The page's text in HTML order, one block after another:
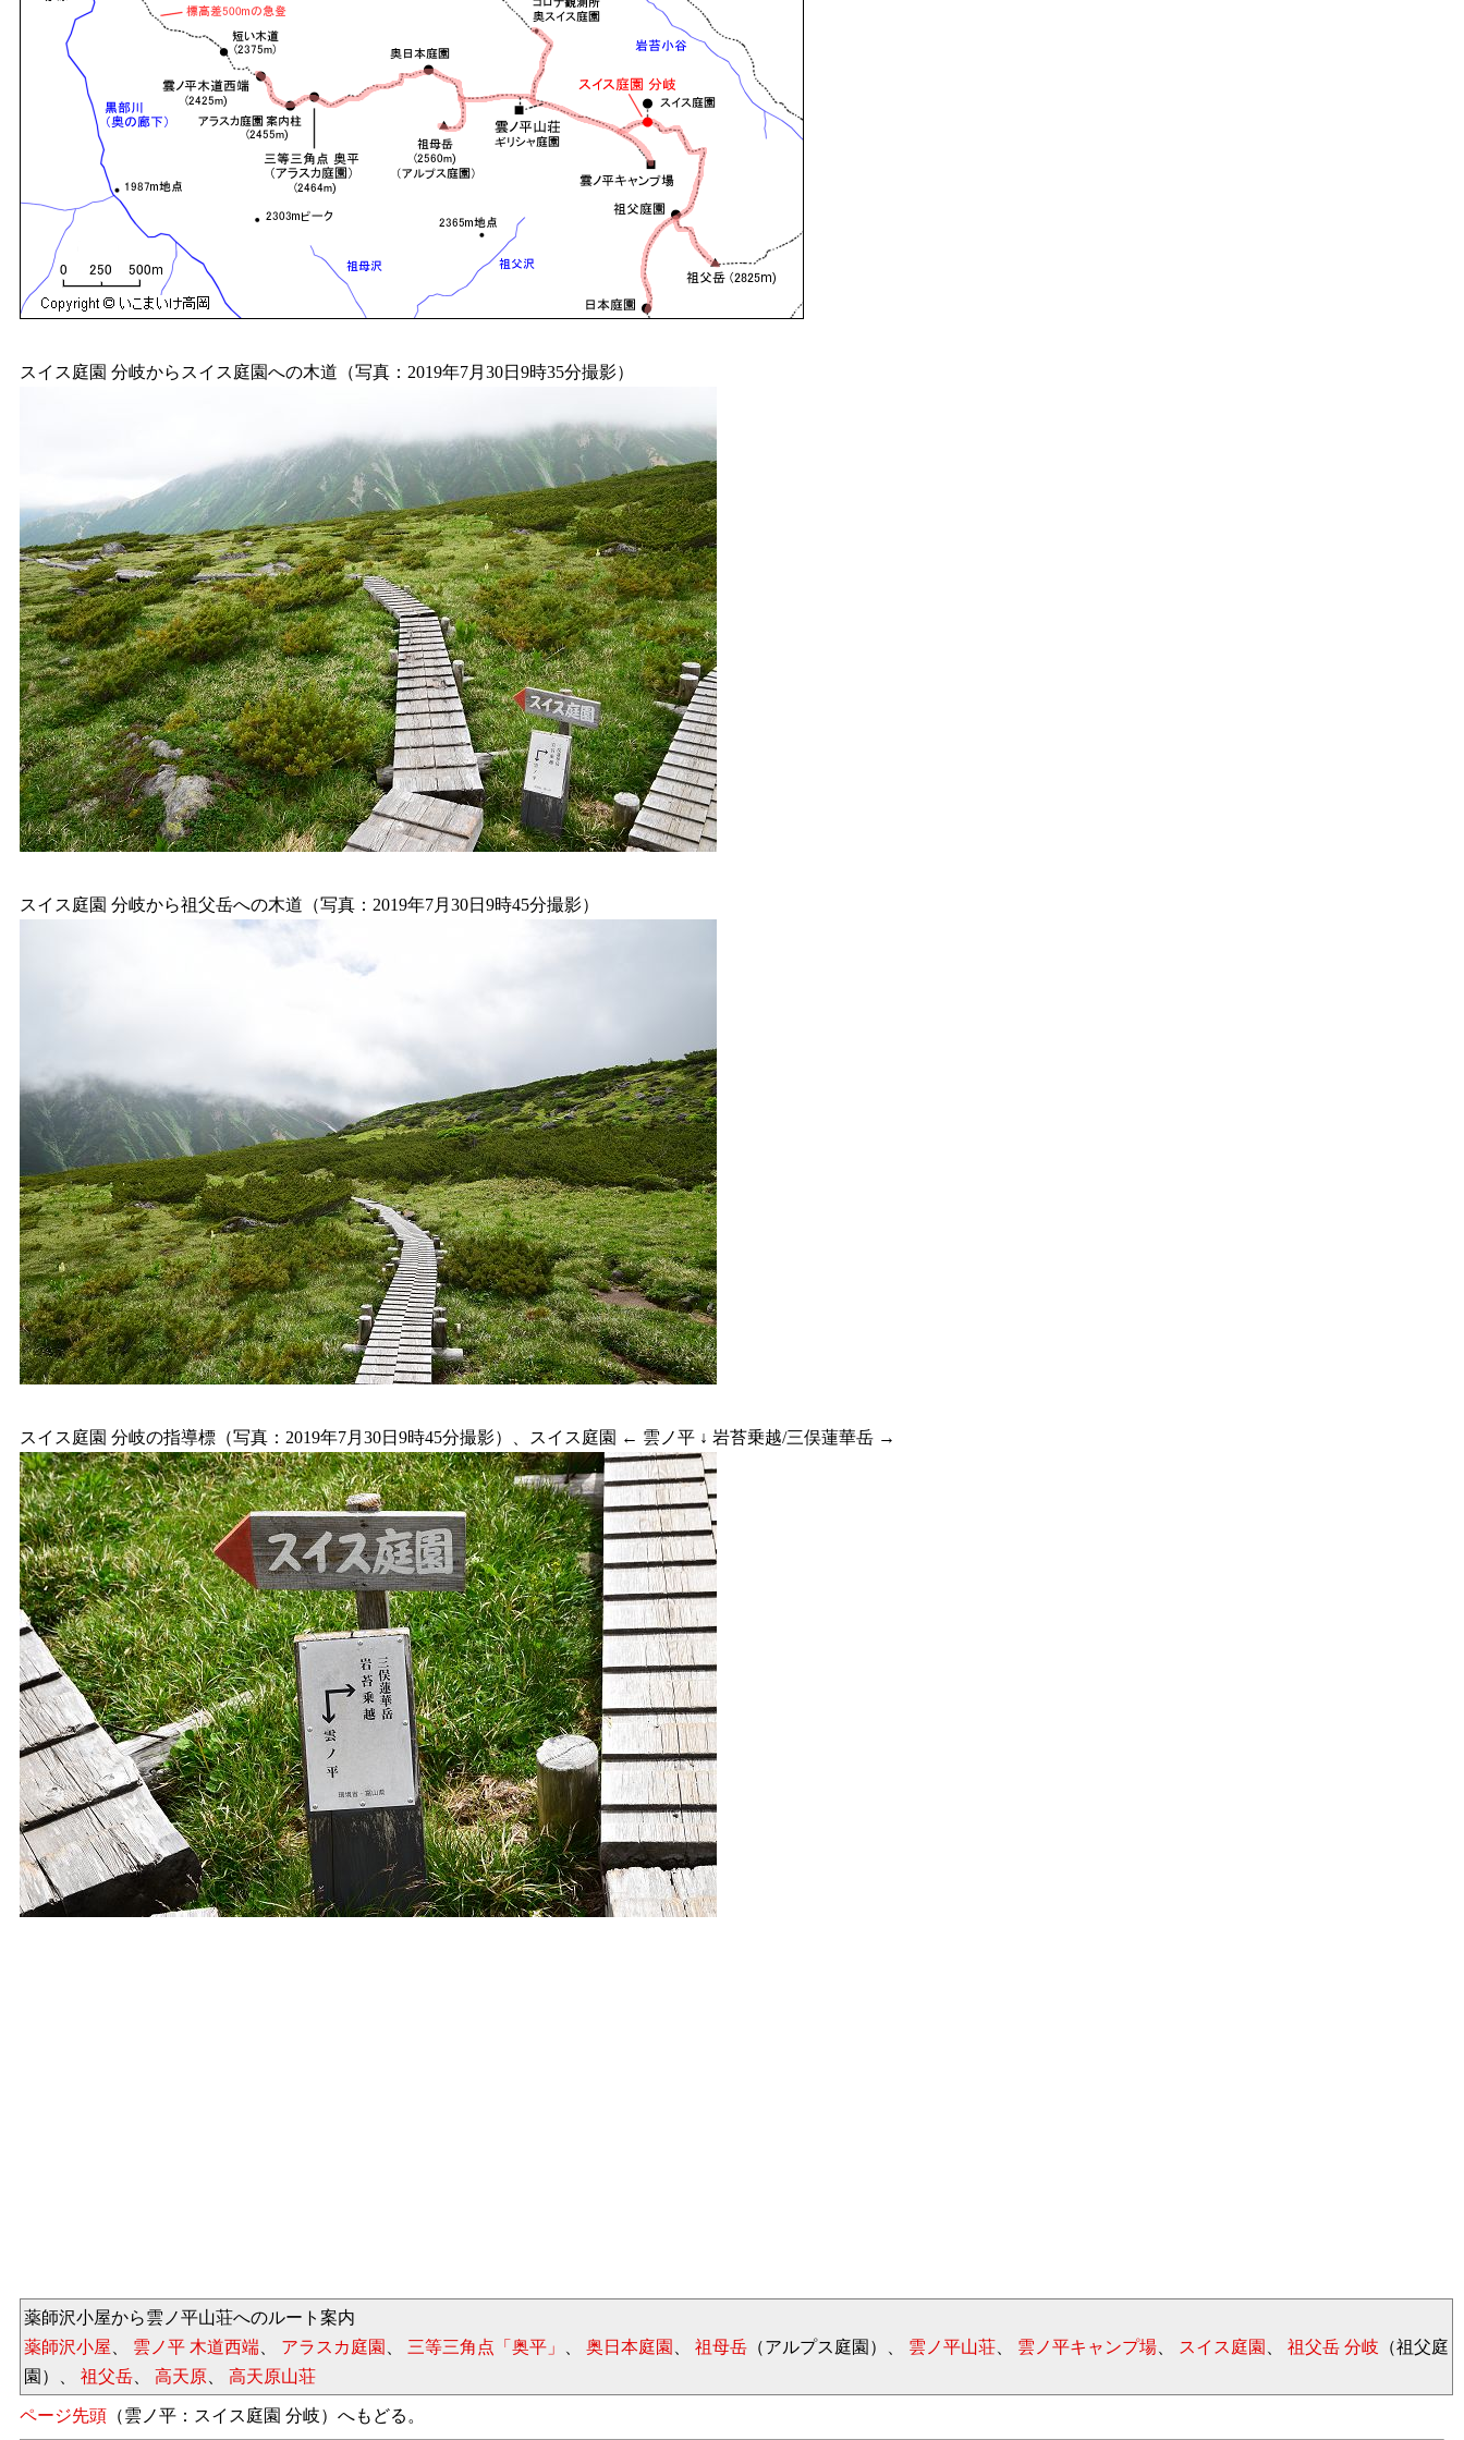
スイス庭園 分岐からスイス庭園への木道（写真：2019年7月30日9時35分撮影）
スイス庭園 分岐から祖父岳への木道（写真：2019年7月30日9時45分撮影）
スイス庭園 分岐の指導標（写真：2019年7月30日9時45分撮影）、スイス庭園 ← 雲ノ平 ↓ 岩苔乗越/三俣蓮華岳 →
薬師沢小屋から雲ノ平山荘へのルート案内
薬師沢小屋、 雲ノ平 木道西端、 アラスカ庭園 、 三等三角点「奥平」 、 奥日本庭園 、 祖母岳 （アルプス庭園）、 雲ノ平山荘、 雲ノ平キャンプ場、 スイス庭園 、 祖父岳 分岐 （祖父庭
園）、 祖父岳、 高天原、 高天原山荘
ページ先頭 （雲ノ平：スイス庭園 分岐）へもどる。